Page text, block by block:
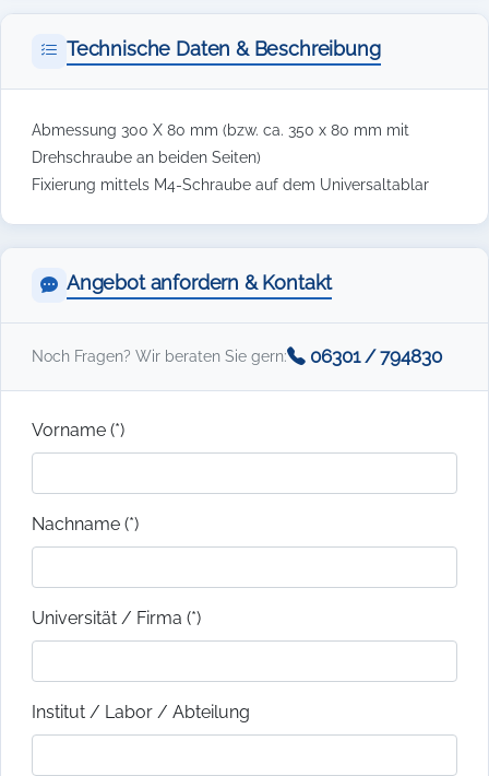
Technische Daten & Beschreibung
Abmessung 300 X 80 mm (bzw. ca. 350 x 80 mm mit
Drehschraube an beiden Seiten)
Fixierung mittels M4-Schraube auf dem Universaltablar
Angebot anfordern & Kontakt
Noch Fragen? Wir beraten Sie gern: 06301 / 794830
Vorname (*)
Nachname (*)
Universität / Firma (*)
Institut / Labor / Abteilung